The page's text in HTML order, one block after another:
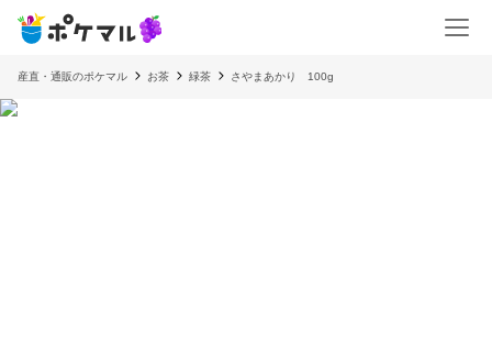
産直・通販のポケマル お茶 緑茶 さやまあかり 100g